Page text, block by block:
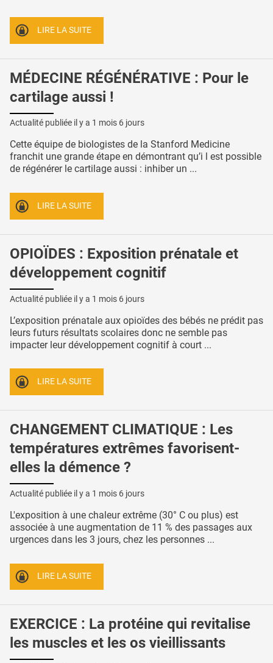
LIRE LA SUITE
MÉDECINE RÉGÉNÉRATIVE : Pour le
cartilage aussi !
Actualité publiée il y a 1 mois 6 jours
Cette équipe de biologistes de la Stanford Medicine
franchit une grande étape en démontrant qu’i l est possible
de régénérer le cartilage aussi : inhiber un ...
LIRE LA SUITE
OPIOÏDES : Exposition prénatale et
développement cognitif
Actualité publiée il y a 1 mois 6 jours
L’exposition prénatale aux opioïdes des bébés ne prédit pas
leurs futurs résultats scolaires donc ne semble pas
impacter leur développement cognitif à court ...
LIRE LA SUITE
CHANGEMENT CLIMATIQUE : Les
températures extrêmes favorisent-
elles la démence ?
Actualité publiée il y a 1 mois 6 jours
L'exposition à une chaleur extrême (30° C ou plus) est
associée à une augmentation de 11 % des passages aux
urgences dans les 3 jours, chez les personnes ...
LIRE LA SUITE
EXERCICE : La protéine qui revitalise
les muscles et les os vieillissants